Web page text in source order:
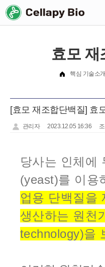
효모 재
핵심 기술소개
[효모 재조합단백질] 효
관리자 2023.12.05 16:36
당사는 인체에
(yeast)를 이용
업용 단백질을
생산하는 원천
technology)을